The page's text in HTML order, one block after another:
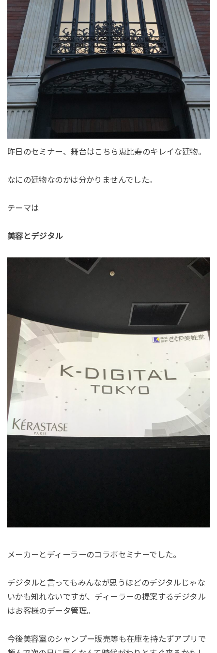
昨日のセミナー、舞台はこちら恵比寿のキレイな建物。
なにの建物なのかは分かりませんでした。
テーマは
美容とデジタル
メーカーとディーラーのコラボセミナーでした。
デジタルと言ってもみんなが思うほどのデジタルじゃな
いかも知れないですが、ディーラーの提案するデジタル
はお客様のデータ管理。
今後美容室のシャンプー販売等も在庫を持たずアプリで